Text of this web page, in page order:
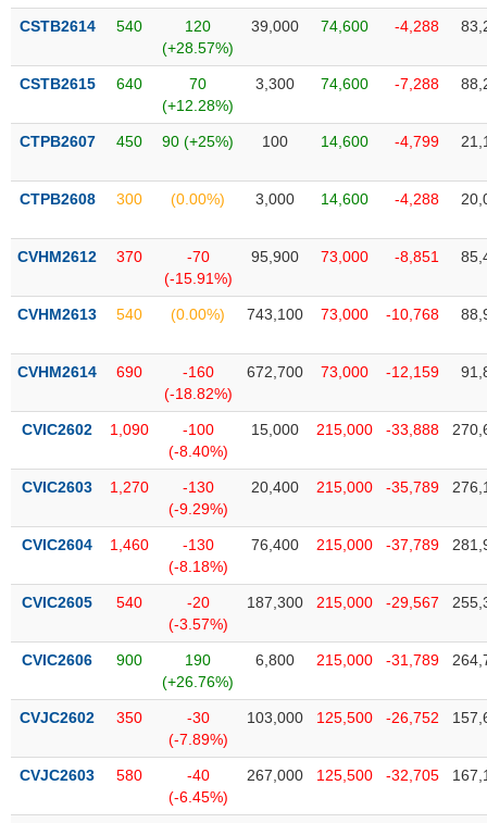
CSTB2614 540
120
(+28.57%)
39,000 74,600 -4,288
CSTB2615 640
70
(+12.28%)
3,300 74,600 -7,288
CTPB2607 450 90 (+25%) 100 14,600 -4,799
CTPB2608 300 (0.00%) 3,000 14,600 -4,288
CVHM2612 370
-70
(-15.91%)
95,900 73,000 -8,851
CVHM2613 540 (0.00%) 743,100 73,000 -10,768
CVHM2614 690
-160
(-18.82%)
672,700 73,000 -12,159
CVIC2602 1,090
-100
(-8.40%)
15,000 215,000 -33,888
CVIC2603 1,270
-130
(-9.29%)
20,400 215,000 -35,789
CVIC2604 1,460
-130
(-8.18%)
76,400 215,000 -37,789
CVIC2605 540
-20
(-3.57%)
187,300 215,000 -29,567
CVIC2606 900
190
(+26.76%)
6,800 215,000 -31,789
CVJC2602 350
-30
(-7.89%)
103,000 125,500 -26,752
CVJC2603 580
-40
(-6.45%)
267,000 125,500 -32,705
Dữ
tài
chính